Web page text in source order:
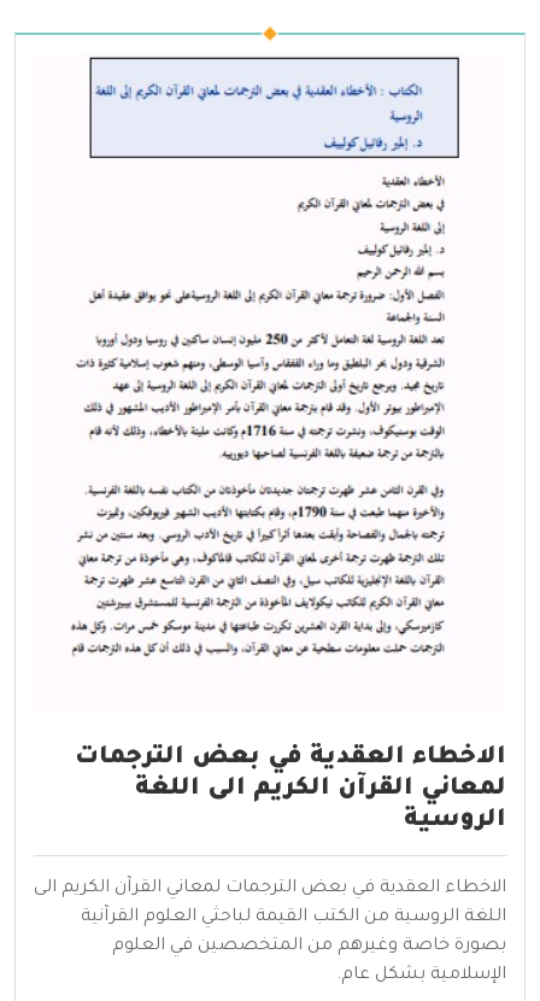
الاخطاء العقدية في بعض الترجمات
لمعاني القرآن الكريم الى اللغة
الروسية
الاخطاء العقدية في بعض الترجمات لمعاني القرآن الكريم الى
اللغة الروسية من الكتب القيمة لباحثي العلوم القرآنية
بصورة خاصة وغيرهم من المتخصصين في العلوم
الإسلامية بشكل عام.